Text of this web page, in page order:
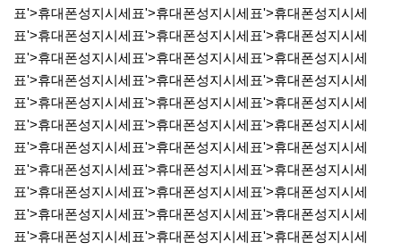
표'>휴대폰성지시세표'>휴대폰성지시세표'>휴대폰성지시세
표'>휴대폰성지시세표'>휴대폰성지시세표'>휴대폰성지시세
표'>휴대폰성지시세표'>휴대폰성지시세표'>휴대폰성지시세
표'>휴대폰성지시세표'>휴대폰성지시세표'>휴대폰성지시세
표'>휴대폰성지시세표'>휴대폰성지시세표'>휴대폰성지시세
표'>휴대폰성지시세표'>휴대폰성지시세표'>휴대폰성지시세
표'>휴대폰성지시세표'>휴대폰성지시세표'>휴대폰성지시세
표'>휴대폰성지시세표'>휴대폰성지시세표'>휴대폰성지시세
표'>휴대폰성지시세표'>휴대폰성지시세표'>휴대폰성지시세
표'>휴대폰성지시세표'>휴대폰성지시세표'>휴대폰성지시세
표'>휴대폰성지시세표'>휴대폰성지시세표'>휴대폰성지시세